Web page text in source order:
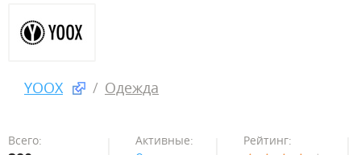
YOOX Одежда
Всего: Активные: Рейтинг: